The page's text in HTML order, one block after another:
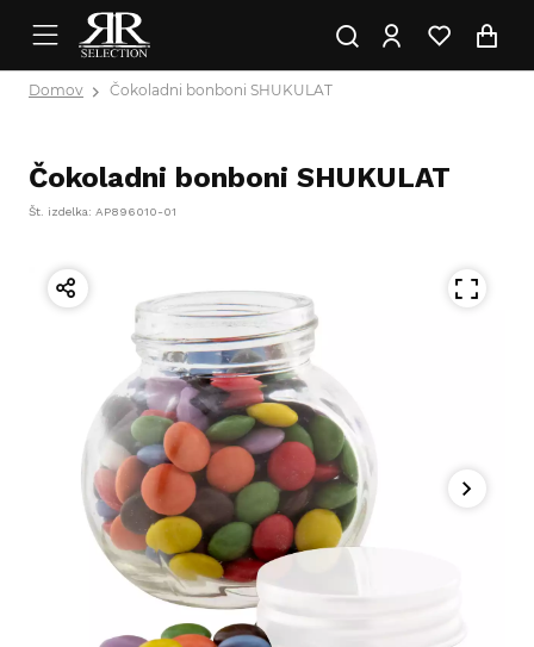
Domov Čokoladni bonboni SHUKULAT
Čokoladni bonboni SHUKULAT
Št. izdelka: AP896010-01